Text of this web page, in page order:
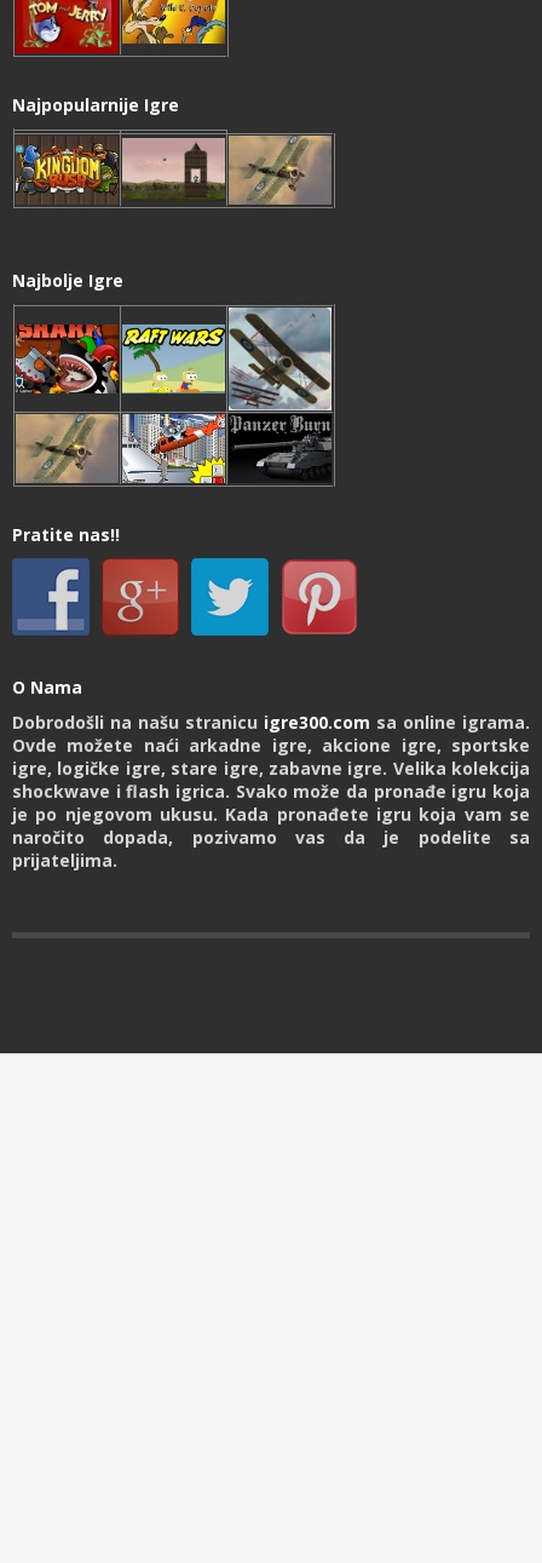
Najpopularnije Igre
Najbolje Igre
Pratite nas!!
O Nama
Dobrodošli na našu stranicu igre300.com sa online igrama.
Ovde možete naći arkadne igre, akcione igre, sportske
igre, logičke igre, stare igre, zabavne igre. Velika kolekcija
shockwave i flash igrica. Svako može da pronađe igru koja
je po njegovom ukusu. Kada pronađete igru koja vam se
naročito dopada, pozivamo vas da je podelite sa
prijateljima.